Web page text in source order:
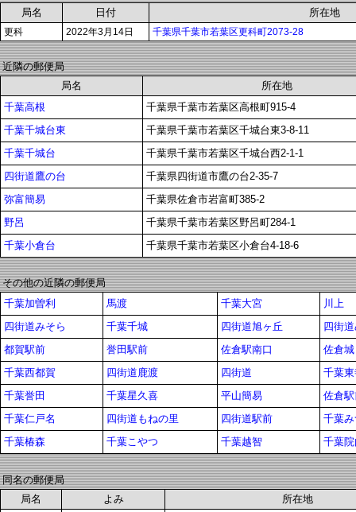
局名
日付 所在地
更科 2022年3月14日 千葉県千葉市若葉区更科町2073-28
近隣の郵便局
局名
所在地
千葉高根
千葉県千葉市若葉区高根町915-4
千葉千城台東
千葉県千葉市若葉区千城台東3-8-11
千葉千城台
千葉県千葉市若葉区千城台西2-1-1
四街道鷹の台
千葉県四街道市鷹の台2-35-7
弥富簡易
千葉県佐倉市岩富町385-2
野呂
千葉県千葉市若葉区野呂町284-1
千葉小倉台
千葉県千葉市若葉区小倉台4-18-6
その他の近隣の郵便局
千葉加曽利
馬渡 千葉大宮
川上
四街道みそら
千葉千城 四街道旭ヶ丘
四街
都賀駅前
誉田駅前 佐倉駅南口
佐倉城
千葉西都賀
四街道鹿渡 四街道
千葉
千葉誉田
千葉星久喜 平山簡易
佐倉
千葉仁戸名
四街道もねの里 四街道駅前
千葉
千葉椿森
千葉こやつ 千葉越智 千葉
同名の郵便局
局名
よみ
所在地